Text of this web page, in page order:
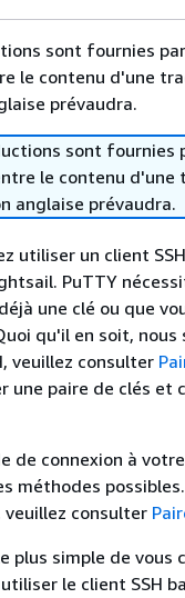
sont fournies
le contenu d'une
prévaudra.
sont fournies
le contenu d'une
anglaise prévaudra.
utiliser un client
PuTTY
une clé ou que
qu'il en soit,
veuillez consulter
une paire de clés et
de connexion à
méthodes
veuillez consulter
plus simple de
le client SSH